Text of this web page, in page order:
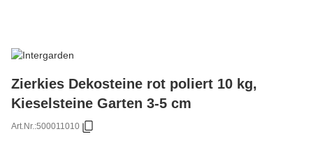
Zierkies Dekosteine rot poliert 10 kg,
Kieselsteine Garten 3-5 cm
Art.Nr.:500011010